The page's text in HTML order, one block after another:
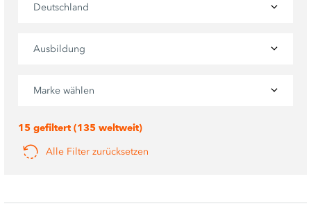
Deutschland
Ausbildung
Marke wählen
15 gefiltert (135 weltweit)
Alle Filter zurücksetzen